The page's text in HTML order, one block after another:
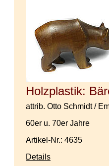
Holzplastik:
attrib. Otto Schmidt /
60er u. 70er Jahre
Artikel-Nr.: 4635
Details